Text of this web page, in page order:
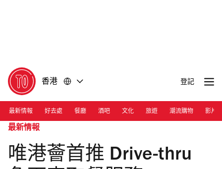
香港 登記
最新情報 好去處 餐廳 酒吧 文化 旅遊 潮流購物 影片
最新情報
唯港薈首推 Drive-thru